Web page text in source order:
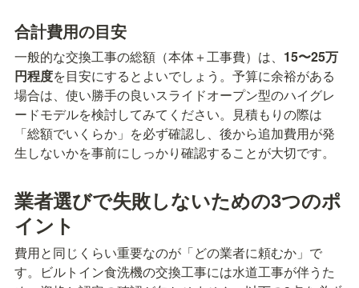
合計費用の目安
一般的な交換工事の総額（本体＋工事費）は、 15〜25万
円程度を目安にするとよいでしょう。予算に余裕がある
場合は、使い勝手の良いスライドオープン型のハイグレ
ードモデルを検討してみてください。見積もりの際は
「総額でいくらか」を必ず確認し、後から追加費用が発
生しないかを事前にしっかり確認することが大切です。
業者選びで失敗しないための3つのポ
イント
費用と同じくらい重要なのが「どの業者に頼むか」で
す。ビルトイン食洗機の交換工事には水道工事が伴うた